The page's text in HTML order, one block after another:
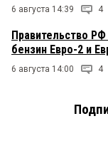
6 августа 14:39 4
Правительство
бензин Евро-2 и
6 августа 14:00 4